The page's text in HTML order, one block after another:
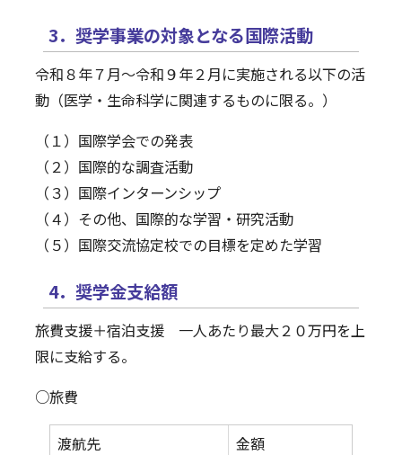
3．奨学事業の対象となる国際活動
令和８年７月～令和９年２月に実施される以下の活
動（医学・生命科学に関連するものに限る。）
（１）国際学会での発表
（２）国際的な調査活動
（３）国際インターンシップ
（４）その他、国際的な学習・研究活動
（５）国際交流協定校での目標を定めた学習
4．奨学金支給額
旅費支援＋宿泊支援 一人あたり最大２０万円を上
限に支給する。
○旅費
渡航先 金額